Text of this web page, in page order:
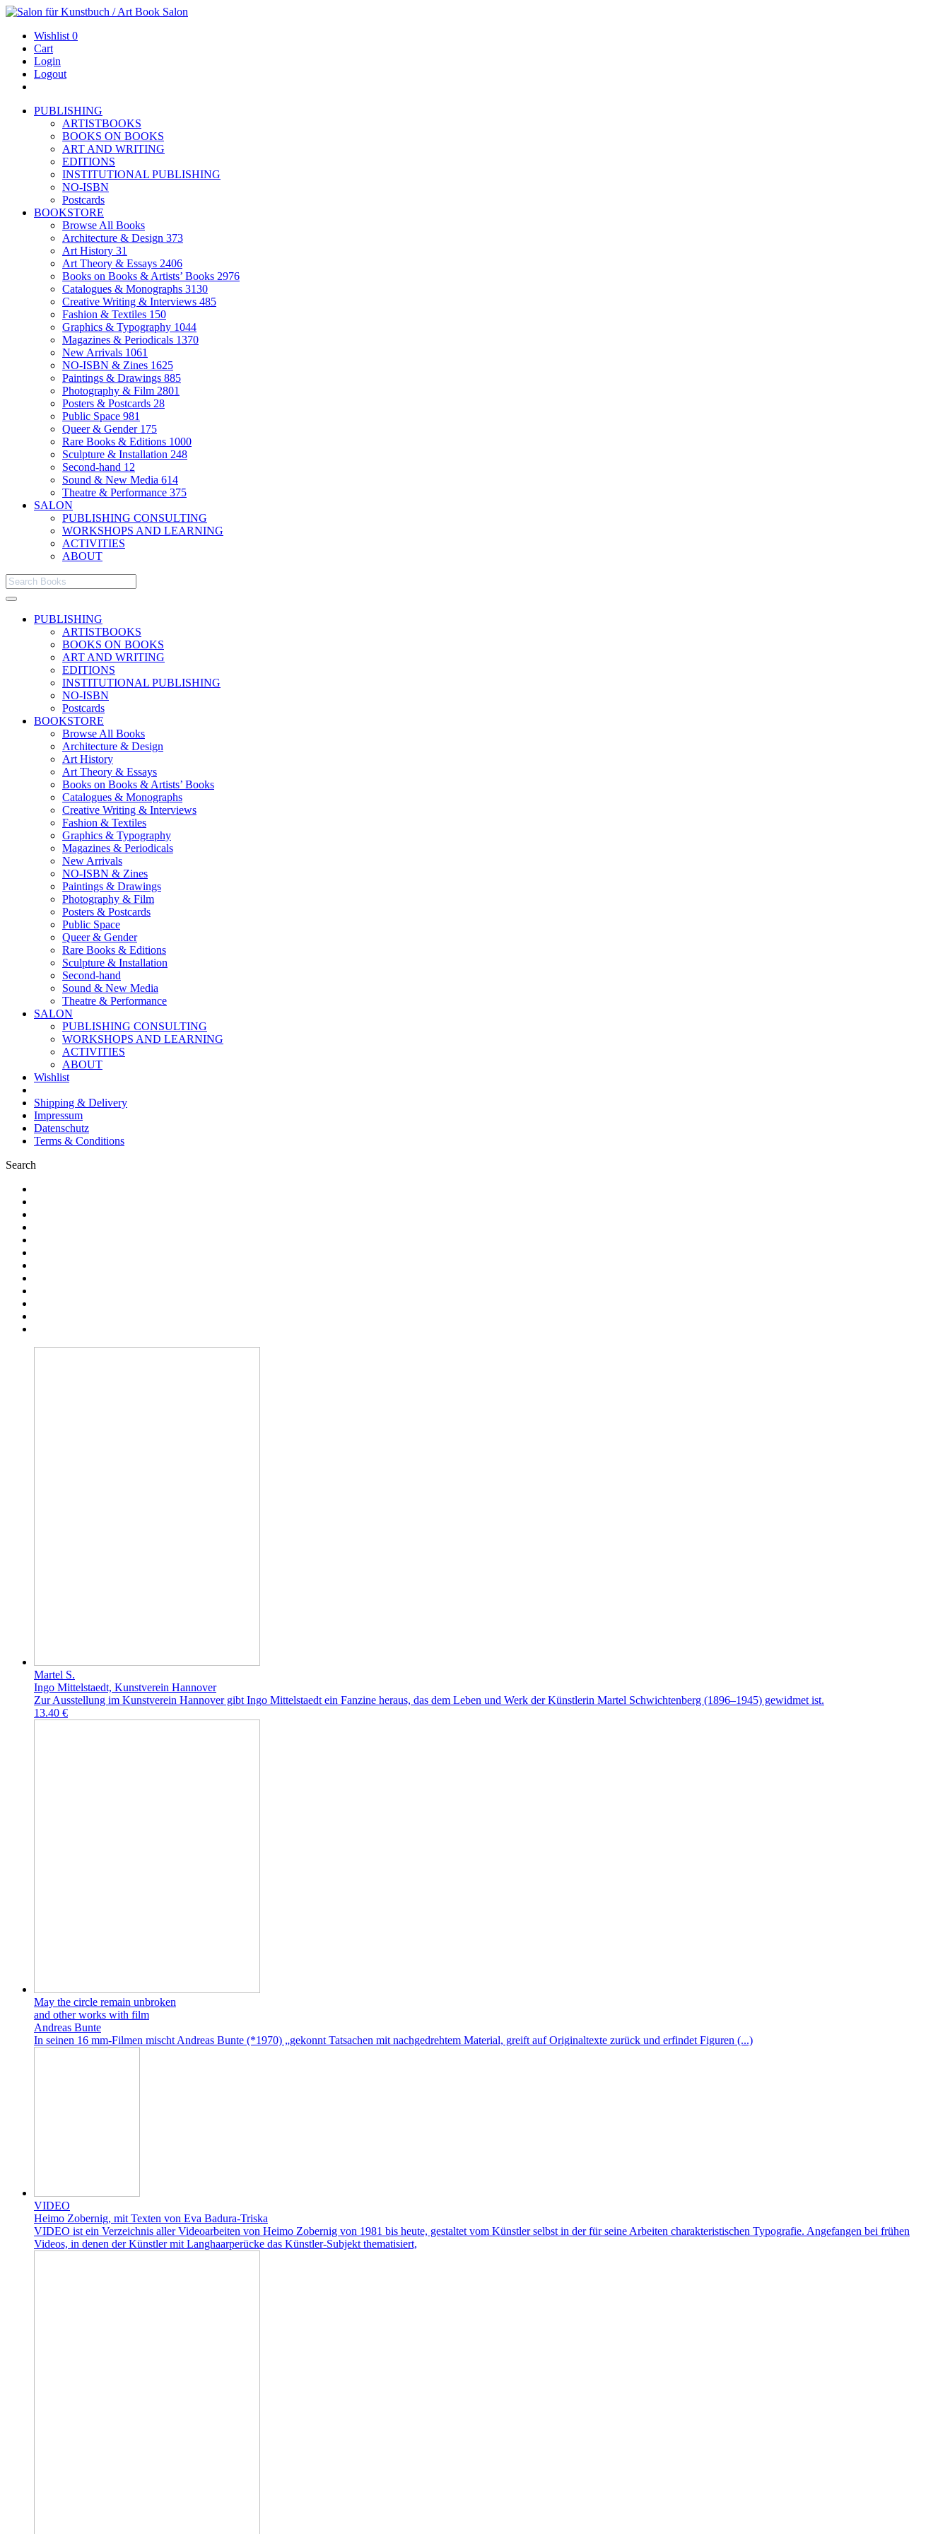
Wishlist 0
Cart
Login
Logout
PUBLISHING
ARTISTBOOKS
BOOKS ON BOOKS
ART AND WRITING
EDITIONS
INSTITUTIONAL PUBLISHING
NO-ISBN
Postcards
BOOKSTORE
Browse All Books
Architecture & Design 373
Art History 31
Art Theory & Essays 2406
Books on Books & Artists’ Books 2976
Catalogues & Monographs 3130
Creative Writing & Interviews 485
Fashion & Textiles 150
Graphics & Typography 1044
Magazines & Periodicals 1370
New Arrivals 1061
NO-ISBN & Zines 1625
Paintings & Drawings 885
Photography & Film 2801
Posters & Postcards 28
Public Space 981
Queer & Gender 175
Rare Books & Editions 1000
Sculpture & Installation 248
Second-hand 12
Sound & New Media 614
Theatre & Performance 375
SALON
PUBLISHING CONSULTING
WORKSHOPS AND LEARNING
ACTIVITIES
ABOUT
PUBLISHING
ARTISTBOOKS
BOOKS ON BOOKS
ART AND WRITING
EDITIONS
INSTITUTIONAL PUBLISHING
NO-ISBN
Postcards
BOOKSTORE
Browse All Books
Architecture & Design
Art History
Art Theory & Essays
Books on Books & Artists’ Books
Catalogues & Monographs
Creative Writing & Interviews
Fashion & Textiles
Graphics & Typography
Magazines & Periodicals
New Arrivals
NO-ISBN & Zines
Paintings & Drawings
Photography & Film
Posters & Postcards
Public Space
Queer & Gender
Rare Books & Editions
Sculpture & Installation
Second-hand
Sound & New Media
Theatre & Performance
SALON
PUBLISHING CONSULTING
WORKSHOPS AND LEARNING
ACTIVITIES
ABOUT
Wishlist
Shipping & Delivery
Impressum
Datenschutz
Terms & Conditions
Search
Martel S.
Ingo Mittelstaedt, Kunstverein Hannover
Zur Ausstellung im Kunstverein Hannover gibt Ingo Mittelstaedt ein Fanzine heraus, das dem Leben und Werk der Künstlerin Martel Schwichtenberg (1896–1945) gewidmet ist.
13.40 €
May the circle remain unbroken
and other works with film
Andreas Bunte
In seinen 16 mm-Filmen mischt Andreas Bunte (*1970) „gekonnt Tatsachen mit nachgedrehtem Material, greift auf Originaltexte zurück und erfindet Figuren (...)
VIDEO
Heimo Zobernig, mit Texten von Eva Badura-Triska
VIDEO ist ein Verzeichnis aller Videoarbeiten von Heimo Zobernig von 1981 bis heute, gestaltet vom Künstler selbst in der für seine Arbeiten charakteristischen Typografie. Angefangen bei frühen
Videos, in denen der Künstler mit Langhaarperücke das Künstler-Subjekt thematisiert,